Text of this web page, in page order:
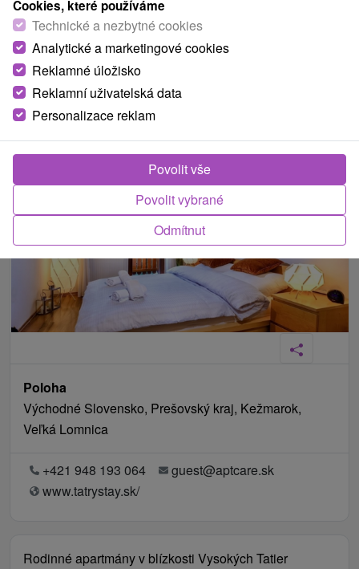
Poloha
Východné Slovensko, Prešovský kraj, Kežmarok,
Veľká Lomnica
+421 948 193 064
guest@aptcare.sk
www.tatrystay.sk/
Rodinné apartmány v blízkosti Vysokých Tatier
Cookies, které používáme
Technické a nezbytné cookies
Analytické a marketingové cookies
Reklamné úložisko
Reklamní uživatelská data
Personalizace reklam
Odmítnut
Povolit vybrané
Povolit vše